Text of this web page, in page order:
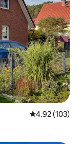
평점 4.92점(5
4.92 (103)